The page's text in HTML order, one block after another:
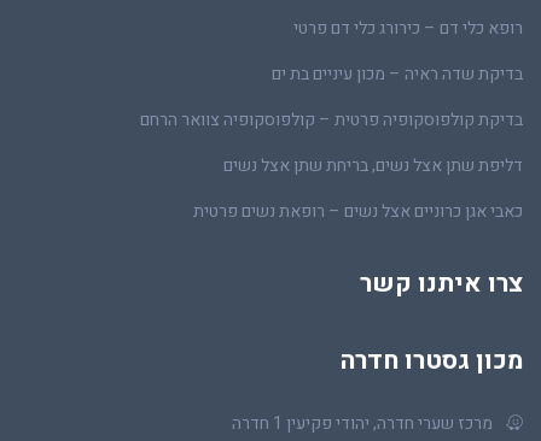
רופא כלי דם – כירורג כלי דם פרטי
בדיקת שדה ראיה – מכון עיניים בת ים
בדיקת קולפוסקופיה פרטית – קולפוסקופיה צוואר הרחם
דליפת שתן אצל נשים, בריחת שתן אצל נשים
כאבי אגן כרוניים אצל נשים – רופאת נשים פרטית
צרו איתנו קשר
מכון גסטרו חדרה
מרכז שערי חדרה, יהודי פקיעין 1 חדרה